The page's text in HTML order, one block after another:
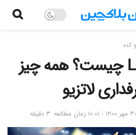
کده
فن توکن Lazio چیست؟ همه چیز
لاتزیو
- ۱۰:۰۱ زمان مطالعه: ۳ دقیقه